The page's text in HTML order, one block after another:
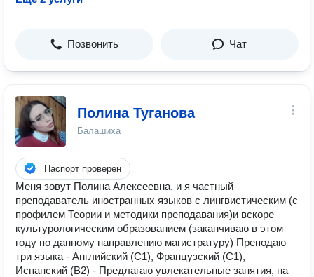
Позвонить Чат
Полина Туганова
Балашиха
Паспорт проверен
Меня зовут Полина Алексеевна, и я частный
преподаватель иностранных языков с лингвистическим (с
профилем Теории и методики преподавания)и вскоре
культурологическим образованием (заканчиваю в этом
году по данному направлению магистратуру) Преподаю
три языка - Английский (С1), Французский (С1),
Испанский (В2) - Предлагаю увлекательные занятия, на